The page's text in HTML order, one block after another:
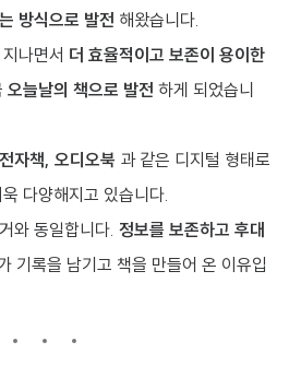
방식으로 발전 해왔습니다.
나면서 더 효율적이고 보존이 용이한
오늘날의 책으로 발전 하게 되었습니
전자책, 오디오북 과 같은 디지털 형태로
다양해지고 있습니다.
와 동일합니다. 정보를 보존하고 후대
기록을 남기고 책을 만들어 온 이유입